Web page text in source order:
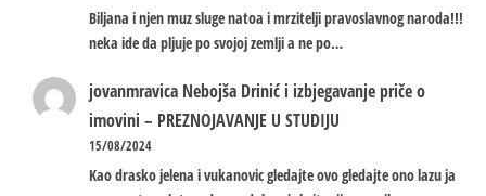
Biljana i njen muz sluge natoa i mrzitelji pravoslavnog naroda!!!
neka ide da pljuje po svojoj zemlji a ne po…
jovanmravica Nebojša Drinić i izbjegavanje priče o
imovini – PREZNOJAVANJE U STUDIJU
15/08/2024
Kao drasko jelena i vukanovic gledajte ovo gledajte ono lazu ja